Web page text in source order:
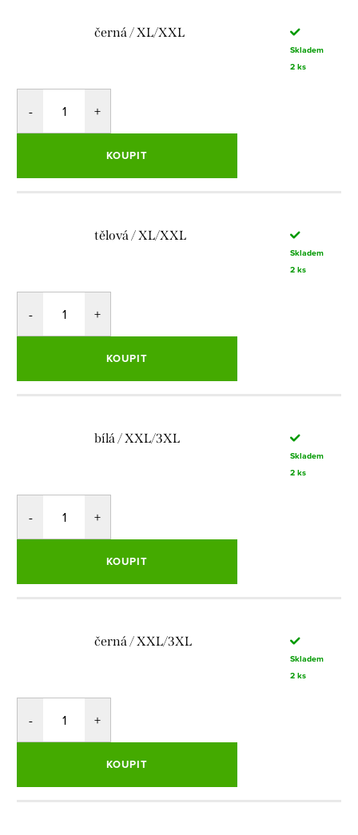
černá / XL/XXL
Skladem
2 ks
KOUPIT
tělová / XL/XXL
Skladem
2 ks
KOUPIT
bílá / XXL/3XL
Skladem
2 ks
KOUPIT
černá / XXL/3XL
Skladem
2 ks
KOUPIT